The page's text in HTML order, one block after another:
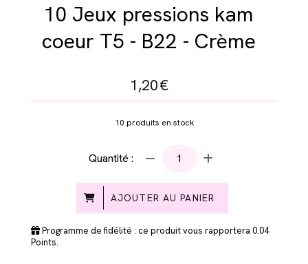
10 Jeux pressions kam
coeur T5 - B22 - Crème
1,20€
10 produits en stock
Quantité :
AJOUTER AU PANIER
Programme de fidélité : ce produit vous rapportera 0.04
Points.